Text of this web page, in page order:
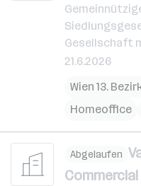
Gesellschaft
21.6.2026
Wien 13.
Homeoffice
Abgelaufen